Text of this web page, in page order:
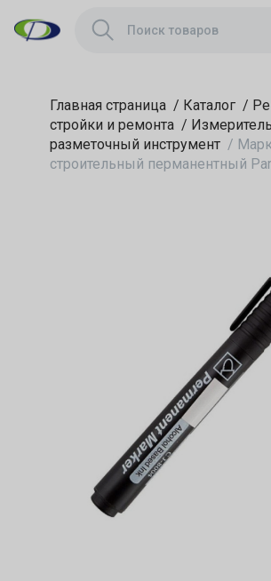
Главная страница / Каталог /
стройки и ремонта /
разметочный инструмент /
строительный перманентный